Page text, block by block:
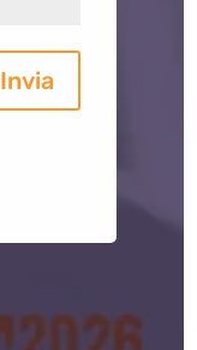
Invia